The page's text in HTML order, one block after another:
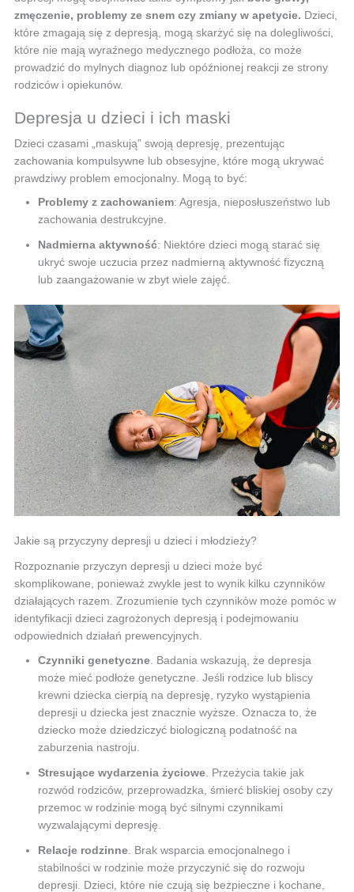
zmęczenie, problemy ze snem czy zmiany w apetycie. Dzieci,
które zmagają się z depresją, mogą skarżyć się na dolegliwości,
które nie mają wyraźnego medycznego podłoża, co może
prowadzić do mylnych diagnoz lub opóźnionej reakcji ze strony
rodziców i opiekunów.
Depresja u dzieci i ich maski
Dzieci czasami „maskują” swoją depresję, prezentując
zachowania kompulsywne lub obsesyjne, które mogą ukrywać
prawdziwy problem emocjonalny. Mogą to być:
Problemy z zachowaniem: Agresja, nieposłuszeństwo lub
zachowania destrukcyjne.
Nadmierna aktywność: Niektóre dzieci mogą starać się
ukryć swoje uczucia przez nadmierną aktywność fizyczną
lub zaangażowanie w zbyt wiele zajęć.
Jakie są przyczyny depresji u dzieci i młodzieży?
Rozpoznanie przyczyn depresji u dzieci może być
skomplikowane, ponieważ zwykle jest to wynik kilku czynników
działających razem. Zrozumienie tych czynników może pomóc w
identyfikacji dzieci zagrożonych depresją i podejmowaniu
odpowiednich działań prewencyjnych.
Czynniki genetyczne. Badania wskazują, że depresja
może mieć podłoże genetyczne. Jeśli rodzice lub bliscy
krewni dziecka cierpią na depresję, ryzyko wystąpienia
depresji u dziecka jest znacznie wyższe. Oznacza to, że
dziecko może dziedziczyć biologiczną podatność na
zaburzenia nastroju.
Stresujące wydarzenia życiowe. Przeżycia takie jak
rozwód rodziców, przeprowadzka, śmierć bliskiej osoby czy
przemoc w rodzinie mogą być silnymi czynnikami
wyzwalającymi depresję.
Relacje rodzinne. Brak wsparcia emocjonalnego i
stabilności w rodzinie może przyczynić się do rozwoju
depresji. Dzieci, które nie czują się bezpieczne i kochane,